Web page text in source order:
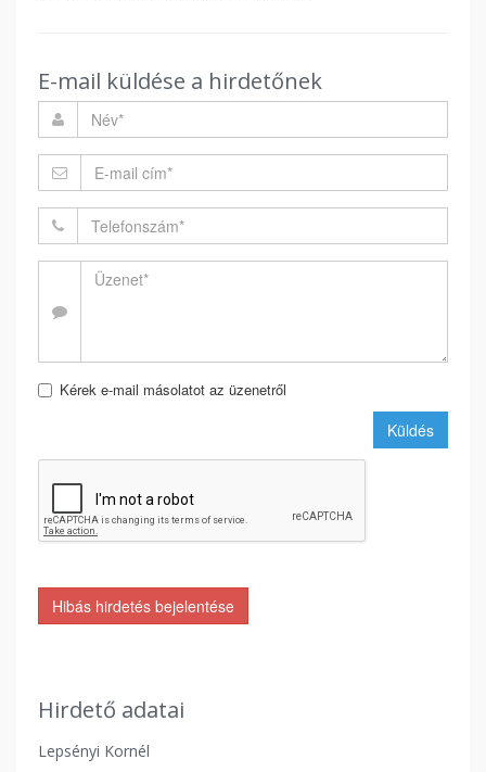
E-mail küldése a hirdetőnek
Kérek e-mail másolatot az üzenetről
Küldés
Hibás hirdetés bejelentése
Hirdető adatai
Lepsényi Kornél